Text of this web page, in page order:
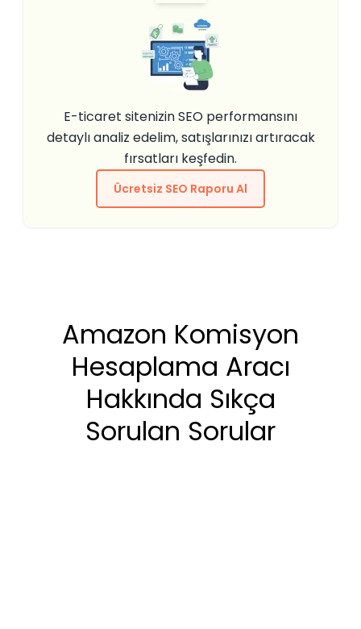
E-ticaret sitenizin SEO performansını
detaylı analiz edelim, satışlarınızı artıracak
fırsatları keşfedin.
Ücretsiz SEO Raporu Al
Amazon Komisyon
Hesaplama Aracı
Hakkında Sıkça
Sorulan Sorular